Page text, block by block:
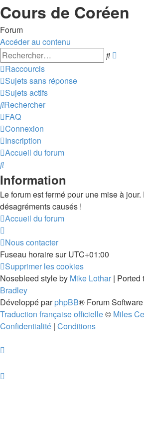
Cours de Coréen
Forum
Accéder au contenu
Raccourcis
Sujets sans réponse
Sujets actifs
Rechercher
FAQ
Connexion
Inscription
Accueil du forum
Rechercher
Information
Le forum est fermé pour une mise à
désagréments causés !
Accueil du forum
Nous contacter
Fuseau horaire surUTC+01:00
Supprimer les cookies
Nosebleed style by Mike Lothar | Ported
Bradley
Développé parphpBB® Forum
Traduction française officielle© Miles
Confidentialité | Conditions